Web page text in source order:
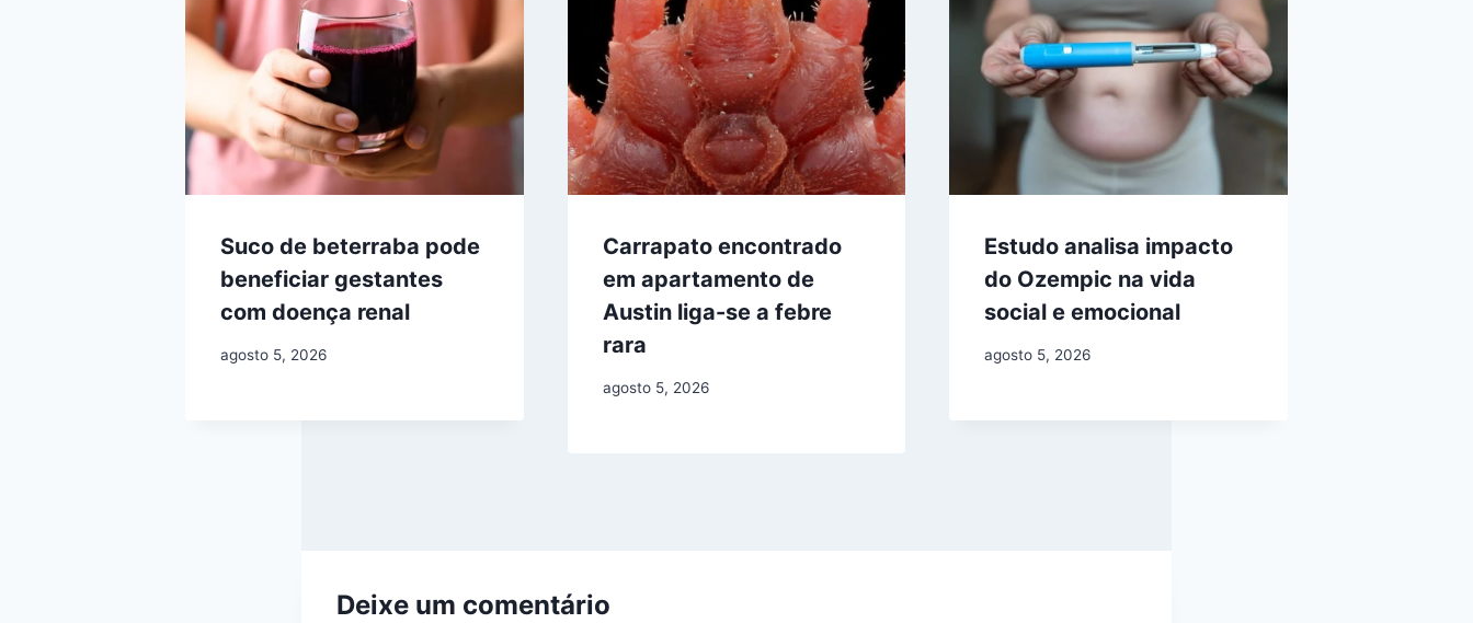
Suco de beterraba pode
beneficiar gestantes
com doença renal
agosto 5, 2026
Carrapato encontrado
em apartamento de
Austin liga-se a febre
rara
agosto 5, 2026
Estudo analisa impacto
do Ozempic na vida
social e emocional
agosto 5, 2026
Deixe um comentário